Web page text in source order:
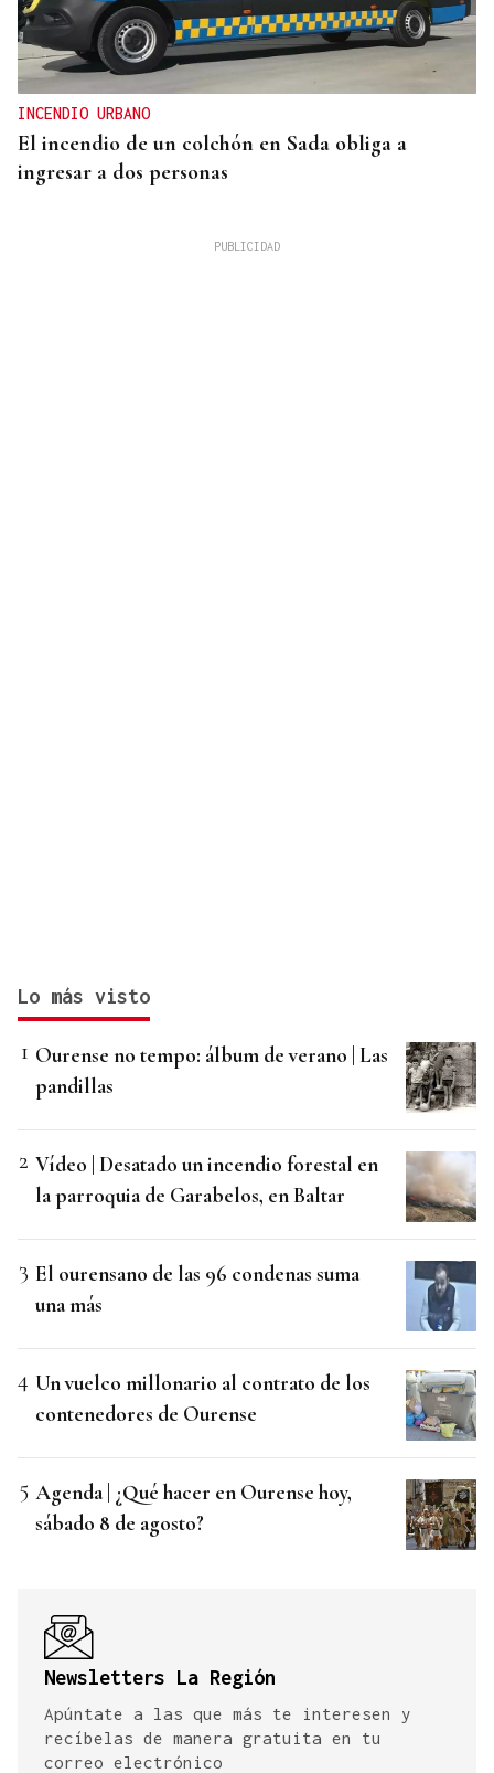
INCENDIO URBANO
El incendio de un colchón en Sada obliga a
ingresar a dos personas
Lo más visto
Ourense no tempo: álbum de verano | Las
pandillas
Vídeo | Desatado un incendio forestal en
la parroquia de Garabelos, en Baltar
El ourensano de las 96 condenas suma
una más
Un vuelco millonario al contrato de los
contenedores de Ourense
Agenda | ¿Qué hacer en Ourense hoy,
sábado 8 de agosto?
Newsletters La Región
Apúntate a las que más te interesen y
recíbelas de manera gratuita en tu
correo electrónico